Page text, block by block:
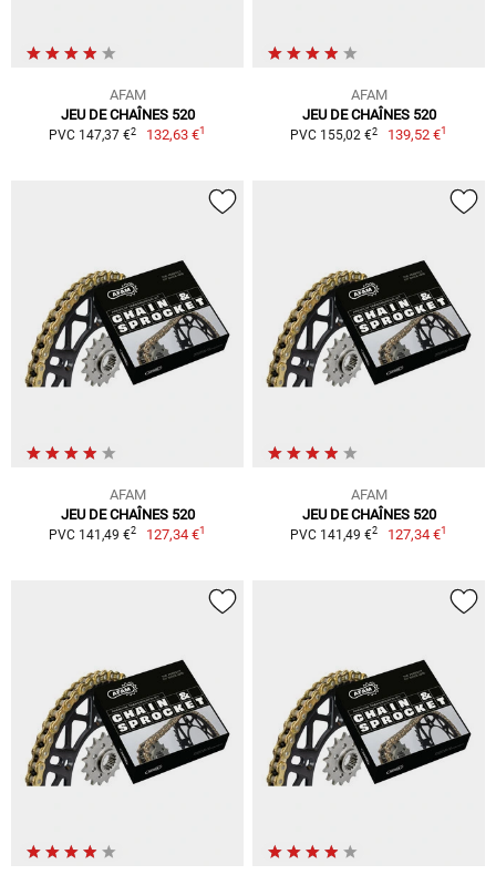
AFAM
JEU DE CHAÎNES 520
PVC 147,37 €2 132,63 €1
AFAM
JEU DE CHAÎNES 520
PVC 155,02 €2 139,52 €1
AFAM
JEU DE CHAÎNES 520
PVC 141,49 €2 127,34 €1
AFAM
JEU DE CHAÎNES 520
PVC 141,49 €2 127,34 €1